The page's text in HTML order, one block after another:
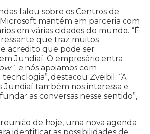
falou sobre os Centros de
mantém em parceria com
em várias cidades do mundo. “É
que traz muitos
acredito que pode ser
Jundiaí. O empresário entra
e nós apoiamos com
destacou Zveibil. “A
Jundiaí também nos interessa e
as conversas nesse sentido”,
de hoje, uma nova agenda
identificar as possibilidades de